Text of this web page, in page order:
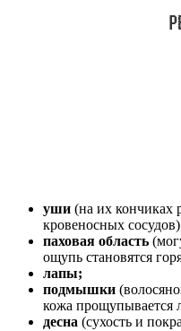
уши (на их кончиках
кровеносных
паховая область
ощупь становятся
лапы;
подмышки
кожа прощупывается
десна (сухость и